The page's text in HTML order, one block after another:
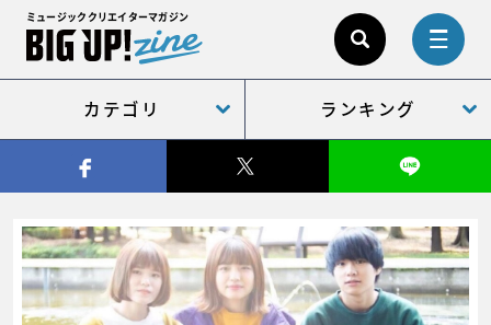
ミュージッククリエイターマガジン
カテゴリ ランキング